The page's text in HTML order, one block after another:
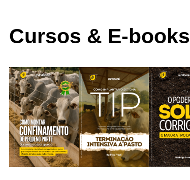
Cursos & E-books